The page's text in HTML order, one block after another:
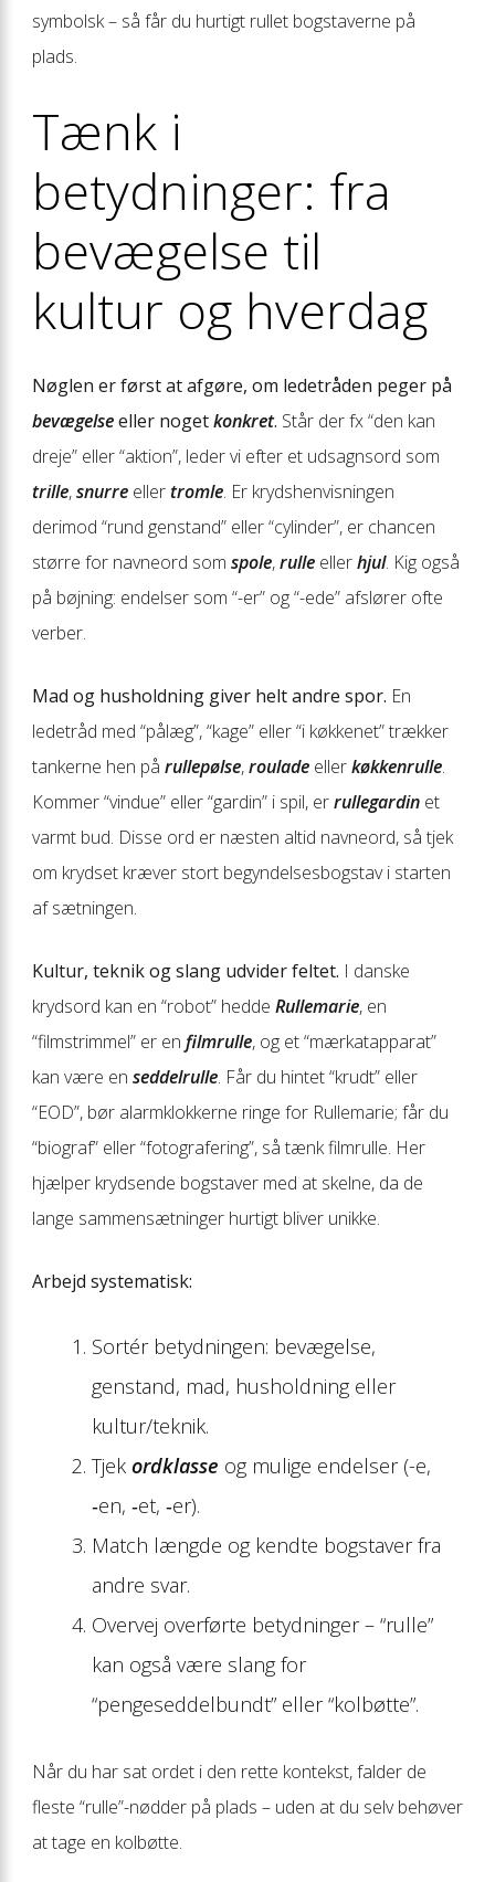
symbolsk – så får du hurtigt rullet bogstaverne på
plads.
Tænk i
betydninger: fra
bevægelse til
kultur og hverdag
Nøglen er først at afgøre, om ledetråden peger på
bevægelseeller nogetkonkret. Står der fx “den kan
dreje” eller “aktion”, leder vi efter et udsagnsord som
trille,snurre ellertromle. Er krydshenvisningen
derimod “rund genstand” eller “cylinder”, er chancen
større for navneord som spole,rulle ellerhjul. Kig også
på bøjning: endelser som “-er” og “-ede” afslører ofte
verber.
Mad og husholdning giver helt andre spor. En
ledetråd med “pålæg”, “kage” eller “i køkkenet” trækker
tankerne hen på rullepølse,roulade ellerkøkkenrulle.
Kommer “vindue” eller “gardin” i spil, errullegardin et
varmt bud. Disse ord er næsten altid navneord, så tjek
om krydset kræver stort begyndelsesbogstav i starten
af sætningen.
Kultur, teknik og slang udvider feltet. I danske
krydsord kan en “robot” hedde Rullemarie, en
“filmstrimmel” er en filmrulle, og et “mærkatapparat”
kan være en seddelrulle. Får du hintet “krudt” eller
“EOD”, bør alarmklokkerne ringe for Rullemarie; får du
“biograf” eller “fotografering”, så tænk filmrulle. Her
hjælper krydsende bogstaver med at skelne, da de
lange sammensætninger hurtigt bliver unikke.
Arbejd systematisk:
Sortér betydningen: bevægelse,
genstand, mad, husholdning eller
kultur/teknik.
Tjek ordklasse og mulige endelser (-e,
‑en, ‑et, ‑er).
Match længde og kendte bogstaver fra
andre svar.
Overvej overførte betydninger – “rulle”
kan også være slang for
“pengeseddelbundt” eller “kolbøtte”.
Når du har sat ordet i den rette kontekst, falder de
fleste “rulle”-nødder på plads – uden at du selv behøver
at tage en kolbøtte.